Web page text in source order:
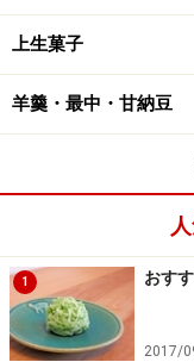
上生菓子
羊羹・最中・甘納豆
1 おす
2017/